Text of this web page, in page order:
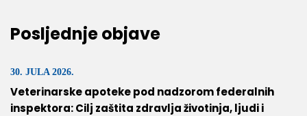
Posljednje objave
30. JULA 2026.
Veterinarske apoteke pod nadzorom federalnih
inspektora: Cilj zaštita zdravlja životinja, ljudi i